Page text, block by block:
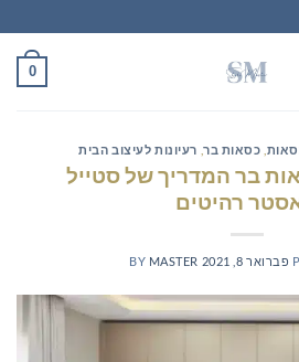
0
כסאות בר, רעיונות לעיצוב הבית
בר המדריך של סטייל
רהיטים
פברואר 8, 2021 BY MASTER